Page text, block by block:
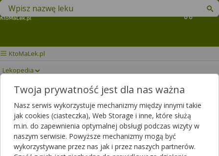
Koszyk
Znajdź lek w swojej okolicy
KtoMaLek.pl
Lekopedia
2 KC Drukuj/Zapisz
Twoja prywatność jest dla nas ważna
Nasz serwis wykorzystuje mechanizmy między innymi takie
jak cookies (ciasteczka), Web Storage i inne, które służą
m.in. do zapewnienia optymalnej obsługi podczas wizyty w
naszym serwisie. Powyższe mechanizmy mogą być
wykorzystywane przez nas jak i przez naszych partnerów.